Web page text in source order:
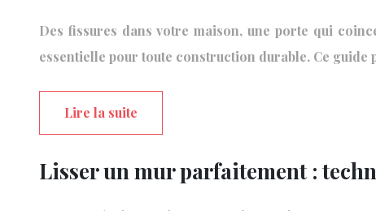
Des fissures dans votre maison, une porte qui
essentielle pour toute construction durable. Ce
Lire la suite
Lisser un mur parfaitement :